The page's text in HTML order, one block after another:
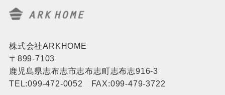
株式会社ARKHOME
〒899-7103
鹿児島県志布志市志布志町志布志916-3
TEL:099-472-0052 FAX:099-479-3722